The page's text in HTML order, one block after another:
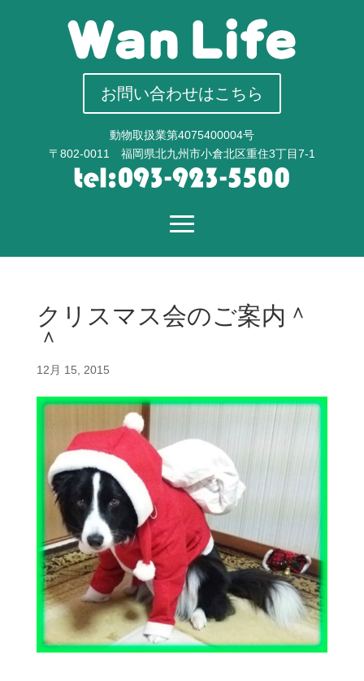
お問い合わせはこちら
動物取扱業第4075400004号
〒802-0011 福岡県北九州市小倉北区重住3丁目7-1
クリスマス会のご案内＾
＾
12月 15, 2015